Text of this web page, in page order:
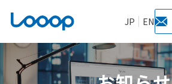
JP EN